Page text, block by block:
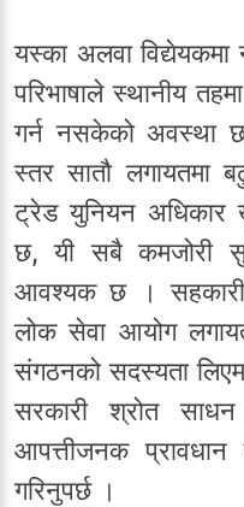
यस्का अलवा विद्येयकमा
परिभाषाले स्थानीय
गर्न नसकेको अवस्था
स्तर सातौ लगायतमा
ट्रेड युनियन अधिकार
छ, यी सबै कमजोरी
आवश्यक छ । सहकारी
लोक सेवा आयोग
संगठनको सदस्यता
सरकारी श्रोत
आपत्तीजनक
गरिनुपर्छ ।